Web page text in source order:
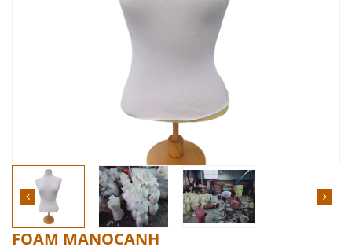
FOAM MANOCANH